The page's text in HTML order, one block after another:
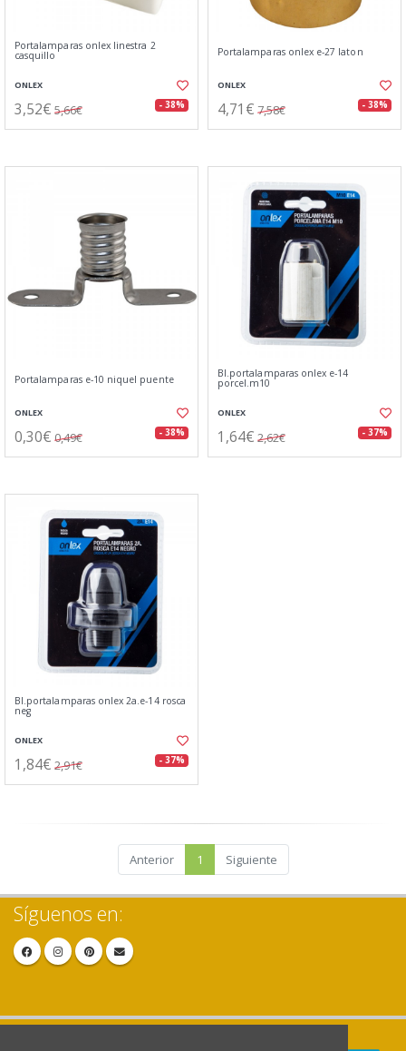
Portalamparas onlex linestra 2
casquillo
ONLEX
3,52€ 5,66€ - 38%
Portalamparas onlex e-27 laton
ONLEX
4,71€ 7,58€ - 38%
Portalamparas e-10 niquel puente
ONLEX
0,30€ 0,49€ - 38%
Bl.portalamparas onlex e-14
porcel.m10
ONLEX
1,64€ 2,62€ - 37%
Bl.portalamparas onlex 2a.e-14 rosca
neg
ONLEX
1,84€ 2,91€ - 37%
Anterior 1 Siguiente
Síguenos en: